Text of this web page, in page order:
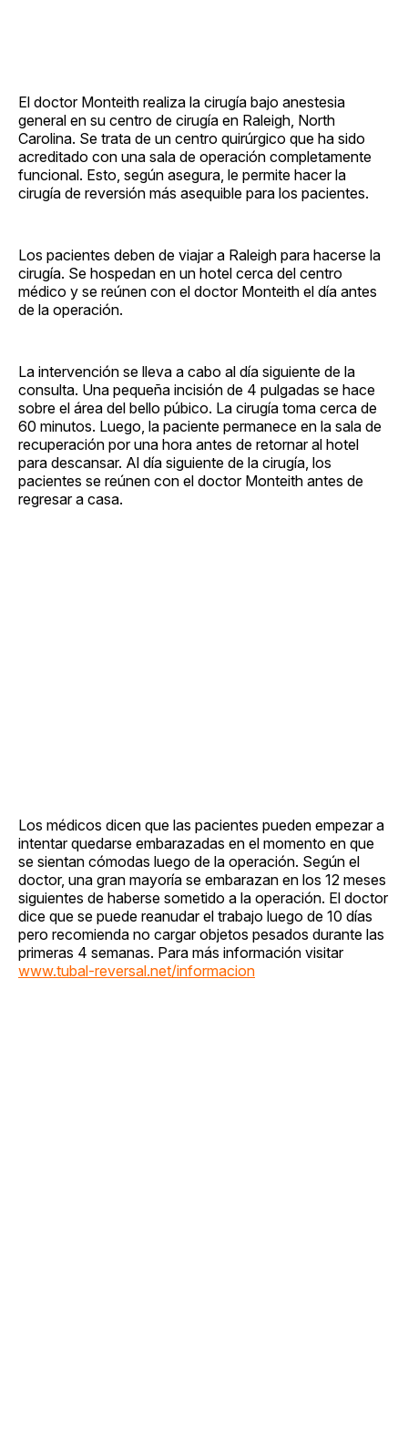
El doctor Monteith realiza la cirugía bajo anestesia
general en su centro de cirugía en Raleigh, North
Carolina. Se trata de un centro quirúrgico que ha sido
acreditado con una sala de operación completamente
funcional. Esto, según asegura, le permite hacer la
cirugía de reversión más asequible para los pacientes.
Los pacientes deben de viajar a Raleigh para hacerse la
cirugía. Se hospedan en un hotel cerca del centro
médico y se reúnen con el doctor Monteith el día antes
de la operación.
La intervención se lleva a cabo al día siguiente de la
consulta. Una pequeña incisión de 4 pulgadas se hace
sobre el área del bello púbico. La cirugía toma cerca de
60 minutos. Luego, la paciente permanece en la sala de
recuperación por una hora antes de retornar al hotel
para descansar. Al día siguiente de la cirugía, los
pacientes se reúnen con el doctor Monteith antes de
regresar a casa.
Los médicos dicen que las pacientes pueden empezar a
intentar quedarse embarazadas en el momento en que
se sientan cómodas luego de la operación. Según el
doctor, una gran mayoría se embarazan en los 12 meses
siguientes de haberse sometido a la operación. El doctor
dice que se puede reanudar el trabajo luego de 10 días
pero recomienda no cargar objetos pesados durante las
primeras 4 semanas. Para más información visitar
www.tubal-reversal.net/informacion